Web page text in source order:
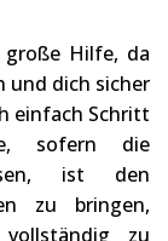
Hilfe, da
und dich sicher
einfach Schritt
sofern die
ist den
zu bringen,
zu